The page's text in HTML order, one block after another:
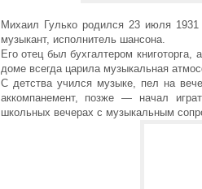
Михаил Гулько родился 23 июля
музыкант, исполнитель шансона.
Его отец был бухгалтером
доме всегда царила музыкальная
С детства учился музыке, пел на
аккомпанемент, позже — начал
школьных вечерах с музыкальным